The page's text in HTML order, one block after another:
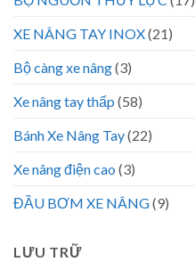
XE NÂNG TAY INOX(21)
Bộ càng xe nâng(3)
Xe nâng tay thấp (58)
Bánh Xe Nâng Tay(22)
Xe nâng điện cao (3)
ĐẦU BƠM XE NÂNG(9)
LƯU TRỮ